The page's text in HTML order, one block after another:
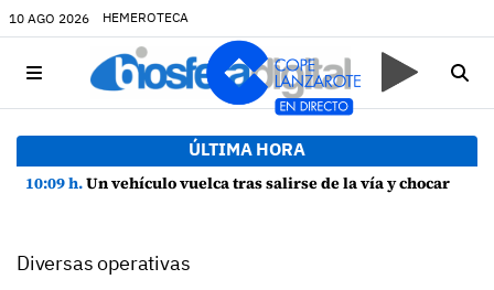
10 AGO 2026 HEMEROTECA
ÚLTIMA HORA
10:09 h.Un vehículo vuelca tras salirse de la vía y chocar contra una farola en Uga
Diversas operativas